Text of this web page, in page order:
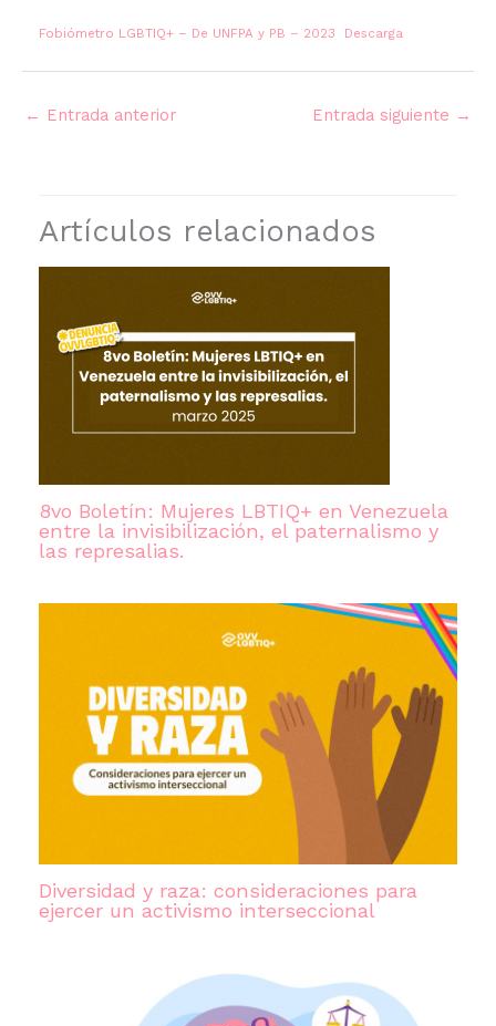
Fobiómetro LGBTIQ+ – De UNFPA y PB – 2023 Descarga
← Entrada anterior Entrada siguiente →
Artículos relacionados
8vo Boletín: Mujeres LBTIQ+ en Venezuela
entre la invisibilización, el paternalismo y
las represalias.
Diversidad y raza: consideraciones para
ejercer un activismo interseccional